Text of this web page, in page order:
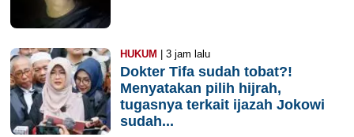
HUKUM | 3 jam lalu
Dokter Tifa sudah tobat?!
Menyatakan pilih hijrah,
tugasnya terkait ijazah Jokowi
sudah...